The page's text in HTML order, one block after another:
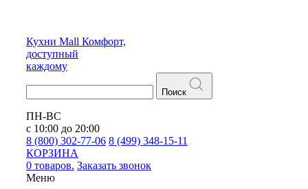
Кухни Mall Комфорт,
доступный
каждому
Поиск
ПН-ВС
с 10:00 до 20:00
8 (800) 302-77-06 8 (499) 348-15-11
КОРЗИНА
0 товаров. Заказать звонок
Меню